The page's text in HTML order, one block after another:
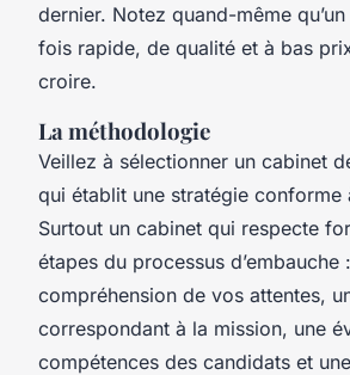
dernier. Notez quand-même
fois rapide, de qualité et à bas
croire.
La méthodologie
Veillez à sélectionner un cabinet
qui établit une stratégie conforme
Surtout un cabinet qui respecte
étapes du processus d’embauche
compréhension de vos attentes,
correspondant à la mission, une
compétences des candidats et